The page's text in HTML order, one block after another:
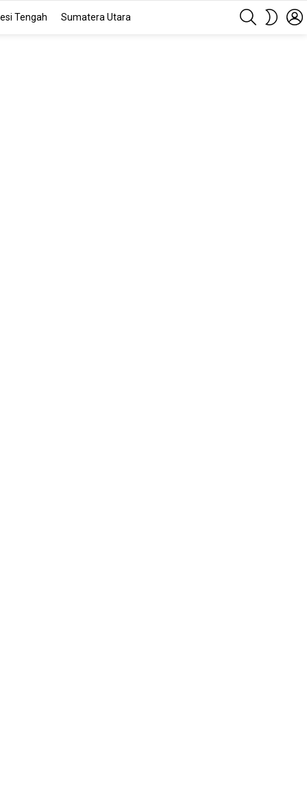
Tengah Sumatera Utara
SEARCH
SKIN